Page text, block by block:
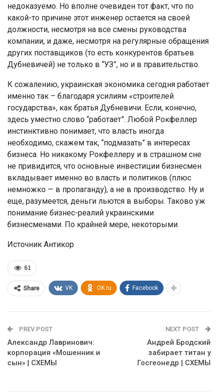
недоказуемо. Но вполне очевиден тот факт, что по
какой-то причине этот инженер остается на своей
должности, несмотря на все смены руководства
компании, и даже, несмотря на регулярные обращения
других поставщиков (то есть конкурентов братьев
Дубневичей) не только в “УЗ”, но и в правительство.
К сожалению, украинская экономика сегодня работает
именно так – благодаря усилиям «строителей
государства», как братья Дубневичи. Если, конечно,
здесь уместно слово “работает”. Любой Рокфеллер
инстинктивно понимает, что власть иногда
необходимо, скажем так, “подмазать” в интересах
бизнеса. Но никакому Рокфеллеру и в страшном сне
не привидится, что основные инвестиции бизнесмен
вкладывает именно во власть и политиков (плюс
немножко — в пропаганду), а не в производство. Ну и
еще, разумеется, деньги льются в выборы. Таково уж
понимание бизнес-реалий украинскими
бизнесменами. По крайней мере, некоторыми.
Источник Антикор
61
Share VK OK.ru Facebook
PREV POST
Александр Лавринович:
корпорация «Мошенник и
сын» | СХЕМЫ
NEXT POST
Андрей Бродский
забирает титан у
Госгеонедр | СХЕМЫ